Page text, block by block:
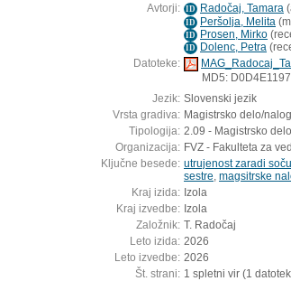
Avtorji: ID Radočaj, Tamara (
ID Peršolja, Melita (
ID Prosen, Mirko (
ID Dolenc, Petra (
Datoteke:
MD5:
Jezik: Slovenski jezik
Vrsta gradiva: Magistrsko delo/
Tipologija: 2.09 - Magistrsko delo
Organizacija: FVZ - Fakulteta za
Ključne besede: utrujenost zaradi
sestre magsitrske
Kraj izida: Izola
Kraj izvedbe: Izola
Založnik: T. Radočaj
Leto izida: 2026
Leto izvedbe: 2026
Št. strani: 1 spletni vir (1